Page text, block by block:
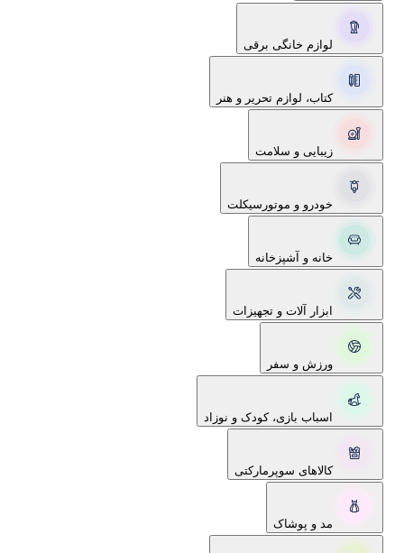
لوازم خانگی برقی
کتاب، لوازم تحریر و هنر
زیبایی و سلامت
خودرو و موتورسیکلت
خانه و آشپزخانه
ابزار آلات و تجهیزات
ورزش و سفر
اسباب بازی، کودک و نوزاد
کالاهای سوپرمارکتی
مد و پوشاک